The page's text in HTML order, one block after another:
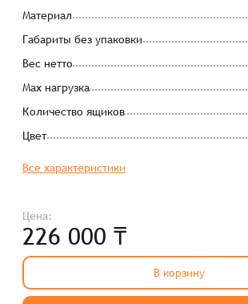
Материал
Габариты без упаковки
Вес нетто
Мах нагрузка
Количество ящиков
Цвет
Все характеристики
Цена:
226 000 ₸
В корзину